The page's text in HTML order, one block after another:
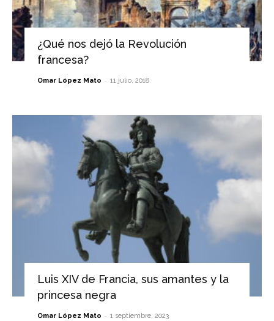
¿Qué nos dejó la Revolución
francesa?
Omar López Mato - 11 julio, 2018
Luis XIV de Francia, sus amantes y la
princesa negra
Omar López Mato - 1 septiembre, 2023